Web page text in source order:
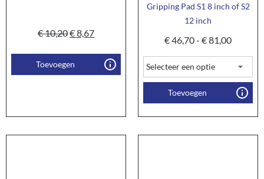
€10,20€8,67
Toevoegen
Gripping Pad S1 8 inch of S2
12 inch
€46,70- €81,00
Toevoegen